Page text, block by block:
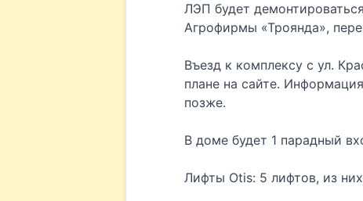
ЛЭП будет
Агрофирмы «Троянда»,
Въезд к комплексу с ул.
плане на сайте.
позже.
В доме будет 1 парадный
Лифты Otis: 5 лифтов, из